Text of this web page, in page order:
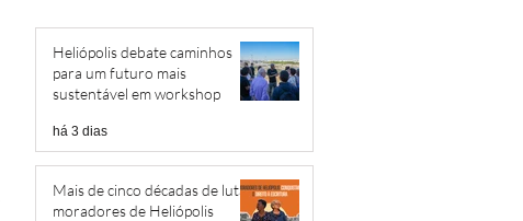
Heliópolis debate caminhos
para um futuro mais
sustentável em workshop
há 3 dias
Mais de cinco décadas de luta:
moradores de Heliópolis